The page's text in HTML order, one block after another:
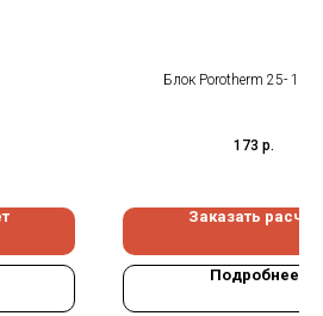
Блок Porotherm 25-
173 р.
Заказать расчет
Подробнее